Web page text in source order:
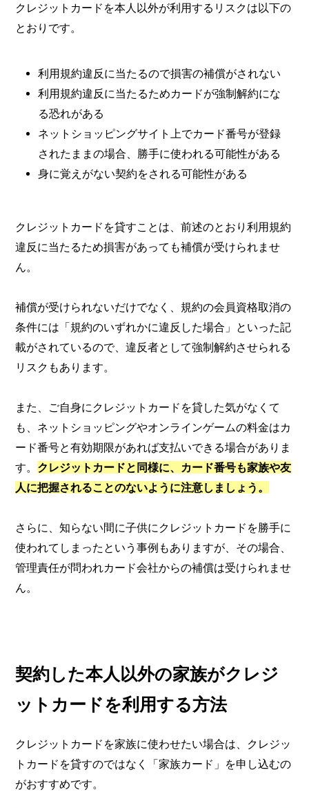
クレジットカードを本人以外が利用するリスクは以下の
とおりです。
利用規約違反に当たるので損害の補償がされない
利用規約違反に当たるためカードが強制解約にな
る恐れがある
ネットショッピングサイト上でカード番号が登録
されたままの場合、勝手に使われる可能性がある
身に覚えがない契約をされる可能性がある
クレジットカードを貸すことは、前述のとおり利用規約
違反に当たるため損害があっても補償が受けられませ
ん。
補償が受けられないだけでなく、規約の会員資格取消の
条件には「規約のいずれかに違反した場合」といった記
載がされているので、違反者として強制解約させられる
リスクもあります。
また、ご自身にクレジットカードを貸した気がなくて
も、ネットショッピングやオンラインゲームの料金はカ
ード番号と有効期限があれば支払いできる場合がありま
す。 クレジットカードと同様に、カード番号も家族や友
人に把握されることのないように注意しましょう。
さらに、知らない間に子供にクレジットカードを勝手に
使われてしまったという事例もありますが、その場合、
管理責任が問われカード会社からの補償は受けられませ
ん。
契約した本人以外の家族がクレジ
ットカードを利用する方法
クレジットカードを家族に使わせたい場合は、クレジッ
トカードを貸すのではなく「家族カード」を申し込むの
がおすすめです。